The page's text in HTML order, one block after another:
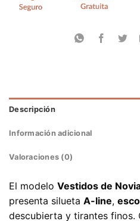
Descripción
Información adicional
Valoraciones (0)
El modelo Vestidos de
presenta silueta A-line,
descubierta y tirantes finos.